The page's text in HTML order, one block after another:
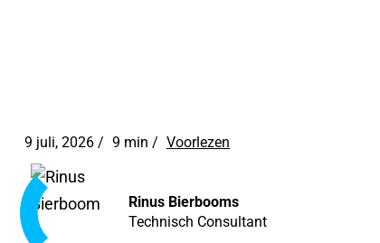
9 juli, 2026 / 9 min / Voorlezen
Rinus Bierbooms
Technisch Consultant